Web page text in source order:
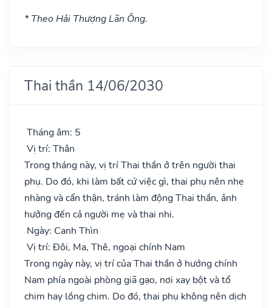
* Theo Hải Thượng Lãn Ông.
Thai thần 14/06/2030
Tháng âm: 5
Vị trí: Thân
Trong tháng này, vị trí Thai thần ở trên người thai
phụ. Do đó, khi làm bất cứ việc gì, thai phụ nên nhẹ
nhàng và cẩn thận, tránh làm động Thai thần, ảnh
hưởng đến cả người mẹ và thai nhi.
Ngày: Canh Thìn
Vị trí: Đôi, Ma, Thê, ngoại chính Nam
Trong ngày này, vị trí của Thai thần ở hướng chính
Nam phía ngoài phòng giã gạo, nơi xay bột và tổ
chim hay lồng chim. Do đó, thai phụ không nên dịch